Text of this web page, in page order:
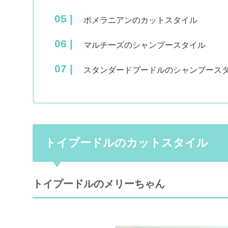
ポメラニアンのカットスタイル
マルチーズのシャンプースタイル
スタンダードプードルのシャンプース
トイプードルのカットスタイル
トイプードルのメリーちゃん